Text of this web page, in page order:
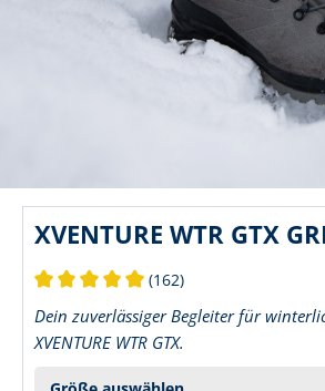
XVENTURE WTR GTX
(162)
Dein zuverlässiger Begleiter für
XVENTURE WTR GTX.